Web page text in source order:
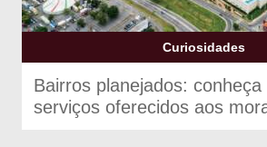
Curiosidades
Bairros planejados:
serviços oferecidos aos